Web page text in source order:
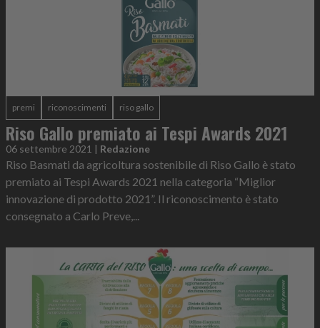
premi riconoscimenti riso gallo
Riso Gallo premiato ai Tespi Awards 2021
06 settembre 2021 | Redazione
Riso Basmati da agricoltura sostenibile di Riso Gallo è stato
premiato ai Tespi Awards 2021 nella categoria “Miglior
innovazione di prodotto 2021”. Il riconoscimento è stato
consegnato a Carlo Preve,...